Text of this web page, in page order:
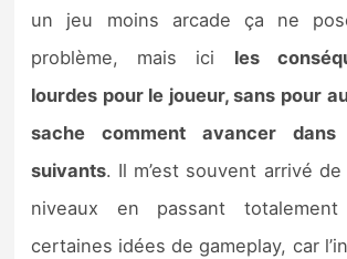
un jeu moins arcade ça ne
problème, mais ici les
lourdes pour le joueur, sans pour
sache comment avancer
suivants. Il m’est souvent arrivé
niveaux en passant
certaines idées de gameplay, car